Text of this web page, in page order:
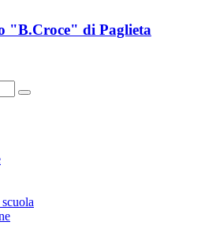
"B.Croce" di Paglieta